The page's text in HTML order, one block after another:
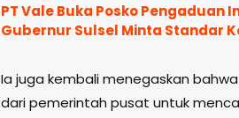
PT Vale Buka Posko Pengaduan
Gubernur Sulsel Minta Standar
Ia juga kembali menegaskan
dari pemerintah pusat untuk